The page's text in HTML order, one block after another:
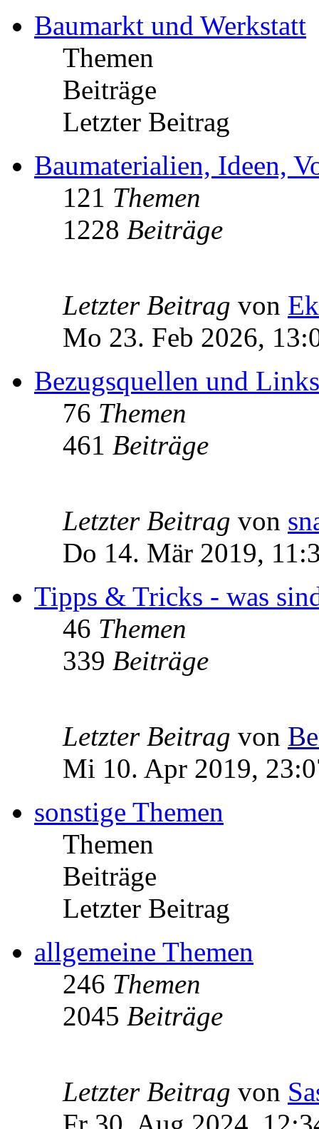
Baumarkt und Werkstatt
Themen
Beiträge
Letzter Beitrag
Baumaterialien, Ideen,
121 Themen
1228 Beiträge
Letzter Beitrag von
Mo 23. Feb 2026,
Bezugsquellen und Links
76 Themen
461 Beiträge
Letzter Beitrag von
Do 14. Mär 2019,
Tipps & Tricks - was
46 Themen
339 Beiträge
Letzter Beitrag von
Mi 10. Apr 2019,
sonstige Themen
Themen
Beiträge
Letzter Beitrag
allgemeine Themen
246 Themen
2045 Beiträge
Letzter Beitrag von